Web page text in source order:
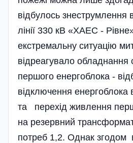
відбулось знеструмлення
лінії 330 кВ «ХАЕС -
екстремальну ситуацію
відреагувало обладнання
першого енерго­блока -
відключення­ енерго­блока
та перехід живлення
на резервний
потреб 1,2. Однак згодом